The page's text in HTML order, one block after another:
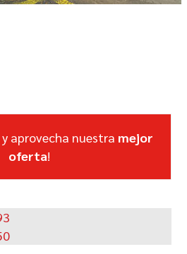
y aprovecha nuestra mejor
oferta!